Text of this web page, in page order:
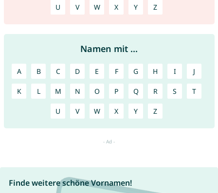
U V W X Y Z
Namen mit ...
A B C D E F G H I J
K L M N O P Q R S T
U V W X Y Z
Finde weitere schöne Vornamen!